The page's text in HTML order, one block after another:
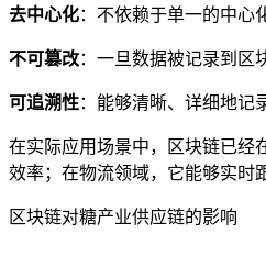
去中心化：不依赖于单一的中心
不可篡改：一旦数据被记录到区
可追溯性：能够清晰、详细地记
在实际应用场景中，区块链已经
效率；在物流领域，它能够实时
区块链对糖产业供应链的影响